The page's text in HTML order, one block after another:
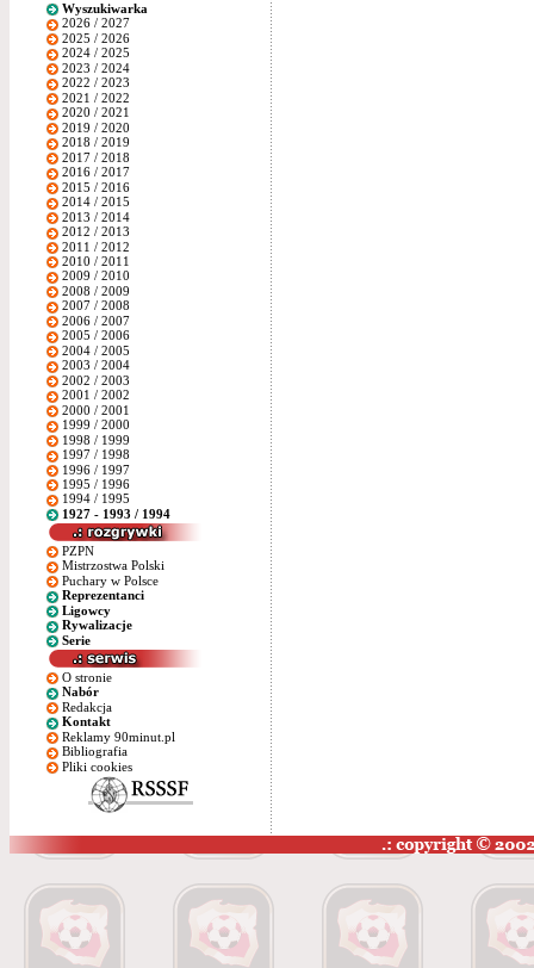
Wyszukiwarka
2026 / 2027
2025 / 2026
2024 / 2025
2023 / 2024
2022 / 2023
2021 / 2022
2020 / 2021
2019 / 2020
2018 / 2019
2017 / 2018
2016 / 2017
2015 / 2016
2014 / 2015
2013 / 2014
2012 / 2013
2011 / 2012
2010 / 2011
2009 / 2010
2008 / 2009
2007 / 2008
2006 / 2007
2005 / 2006
2004 / 2005
2003 / 2004
2002 / 2003
2001 / 2002
2000 / 2001
1999 / 2000
1998 / 1999
1997 / 1998
1996 / 1997
1995 / 1996
1994 / 1995
1927 - 1993 / 1994
PZPN
Mistrzostwa Polski
Puchary w Polsce
Reprezentanci
Ligowcy
Rywalizacje
Serie
O stronie
Nabór
Redakcja
Kontakt
Reklamy 90minut.pl
Bibliografia
Pliki cookies